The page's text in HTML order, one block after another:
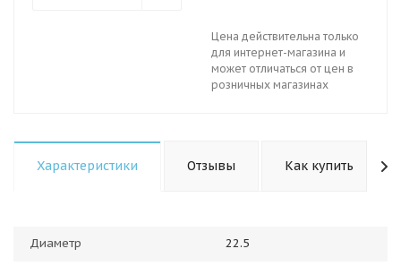
Цена действительна только
для интернет-магазина и
может отличаться от цен в
розничных магазинах
Характеристики Отзывы Как купить
Диаметр 22.5